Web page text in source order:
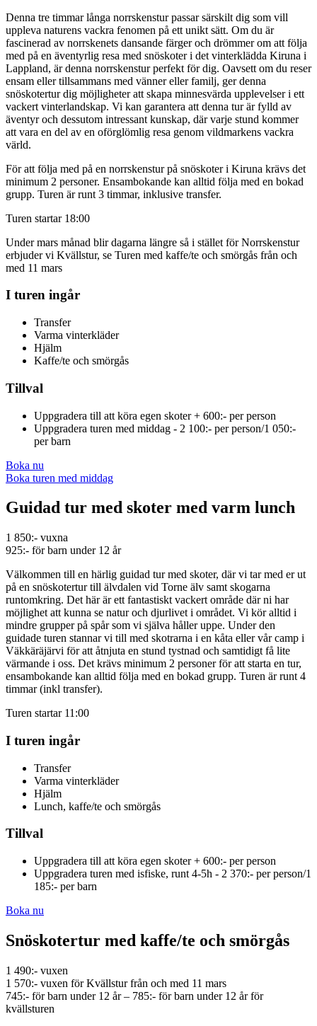
Denna tre timmar långa norrskenstur passar särskilt dig som vill
uppleva naturens vackra fenomen på ett unikt sätt. Om du är
fascinerad av norrskenets dansande färger och drömmer om att följa
med på en äventyrlig resa med snöskoter i det vinterklädda Kiruna i
Lappland, är denna norrskenstur perfekt för dig. Oavsett om du reser
ensam eller tillsammans med vänner eller familj, ger denna
snöskotertur dig möjligheter att skapa minnesvärda upplevelser i ett
vackert vinterlandskap. Vi kan garantera att denna tur är fylld av
äventyr och dessutom intressant kunskap, där varje stund kommer
att vara en del av en oförglömlig resa genom vildmarkens vackra
värld.
För att följa med på en norrskenstur på snöskoter i Kiruna krävs det
minimum 2 personer. Ensambokande kan alltid följa med en bokad
grupp. Turen är runt 3 timmar, inklusive transfer.
Turen startar 18:00
Under mars månad blir dagarna längre så i stället för Norrskenstur
erbjuder vi Kvällstur, se Turen med kaffe/te och smörgås från och
med 11 mars
I turen ingår
Transfer
Varma vinterkläder
Hjälm
Kaffe/te och smörgås
Tillval
Uppgradera till att köra egen skoter + 600:- per person
Uppgradera turen med middag - 2 100:- per person/1 050:-
per barn
Boka nu
Boka turen med middag
Guidad tur med skoter med varm lunch
1 850:- vuxna
925:- för barn under 12 år
Välkommen till en härlig guidad tur med skoter, där vi tar med er ut
på en snöskotertur till älvdalen vid Torne älv samt skogarna
runtomkring. Det här är ett fantastiskt vackert område där ni har
möjlighet att kunna se natur och djurlivet i området. Vi kör alltid i
mindre grupper på spår som vi själva håller uppe. Under den
guidade turen stannar vi till med skotrarna i en kåta eller vår camp i
Väkkäräjärvi för att åtnjuta en stund tystnad och samtidigt få lite
värmande i oss. Det krävs minimum 2 personer för att starta en tur,
ensambokande kan alltid följa med en bokad grupp. Turen är runt 4
timmar (inkl transfer).
Turen startar 11:00
I turen ingår
Transfer
Varma vinterkläder
Hjälm
Lunch, kaffe/te och smörgås
Tillval
Uppgradera till att köra egen skoter + 600:- per person
Uppgradera turen med isfiske, runt 4-5h - 2 370:- per person/1
185:- per barn
Boka nu
Snöskotertur med kaffe/te och smörgås
1 490:- vuxen
1 570:- vuxen för Kvällstur från och med 11 mars
745:- för barn under 12 år – 785:- för barn under 12 år för
kvällsturen